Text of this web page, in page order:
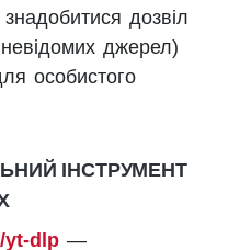
дозвіл
джерел)
особистого
ІНСТРУМЕНТ
yt-dlp —